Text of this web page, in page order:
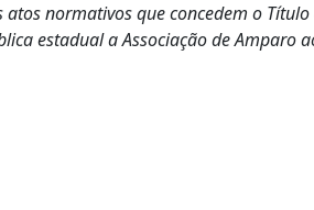
normativos que concedem o
estadual a Associação de Amparo